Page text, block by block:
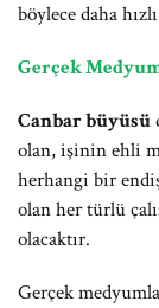
böylece daha
Gerçek
Canbar büyüsü
olan, işinin ehli
herhangi bir
olan her türlü
olacaktır.
Gerçek